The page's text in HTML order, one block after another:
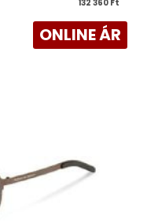
132 360 Ft
ONLINE ÁR